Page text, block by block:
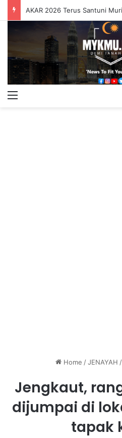
Home /JENAYAH /
Jengkaut,
dijumpai di
tapak